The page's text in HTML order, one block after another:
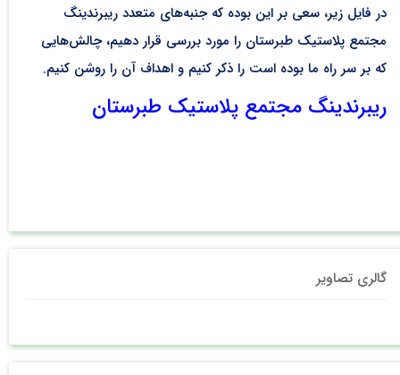
در فایل زیر، سعی بر این بوده که جنبه‌های متعدد ریبرندینگ
مجتمع پلاستیک طبرستان را مورد بررسی قرار دهیم، چالش‌هایی
که بر سر راه ما بوده است را ذکر کنیم و اهداف آن را روشن کنیم.
ریبرندینگ مجتمع پلاستیک طبرستان
گالری تصاویر